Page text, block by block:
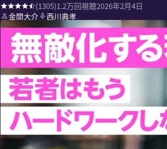
(1305)1.2万回視聴2026年2月4日
金間大介
西川典孝